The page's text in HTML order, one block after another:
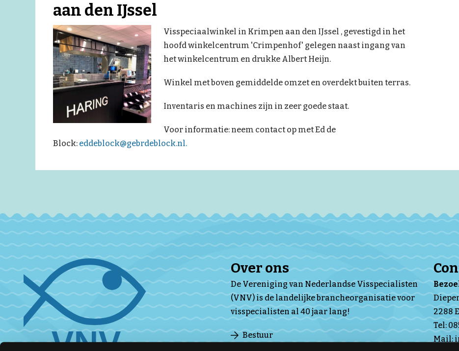
aan den IJssel
Visspeciaalwinkel in Krimpen aan den IJssel , gevestigd in het
hoofd winkelcentrum 'Crimpenhof' gelegen naast ingang van
het winkelcentrum en drukke Albert Heijn.
Winkel met boven gemiddelde omzet en overdekt buiten terras.
Inventaris en machines zijn in zeer goede staat.
Voor informatie: neem contact op met Ed de
Block: eddeblock@gebrdeblock.nl.
Over ons
De Vereniging van Nederlandse Visspecialisten
(VNV) is de landelijke brancheorganisatie voor
visspecialisten al 40 jaar lang!
Bestuur
2288
Tel:
Mail: